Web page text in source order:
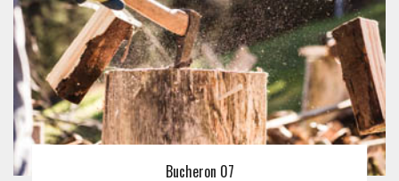
Bucheron 07